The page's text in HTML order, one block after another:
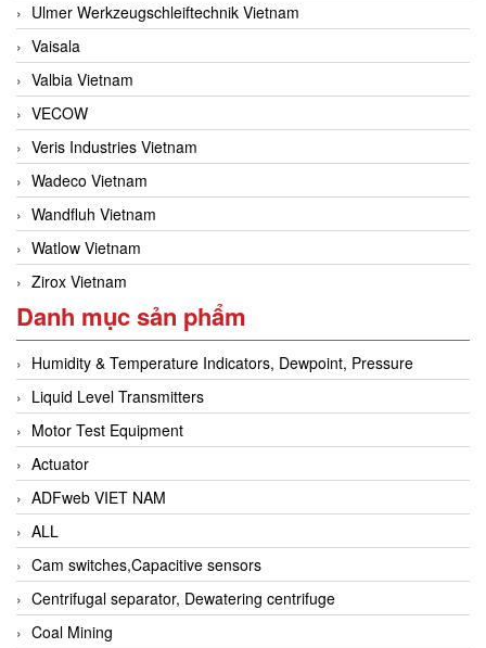
Ulmer Werkzeugschleiftechnik Vietnam
Vaisala
Valbia Vietnam
VECOW
Veris Industries Vietnam
Wadeco Vietnam
Wandfluh Vietnam
Watlow Vietnam
Zirox Vietnam
Danh mục sản phẩm
Humidity & Temperature Indicators, Dewpoint, Pressure
Liquid Level Transmitters
Motor Test Equipment
Actuator
ADFweb VIET NAM
ALL
Cam switches,Capacitive sensors
Centrifugal separator, Dewatering centrifuge
Coal Mining